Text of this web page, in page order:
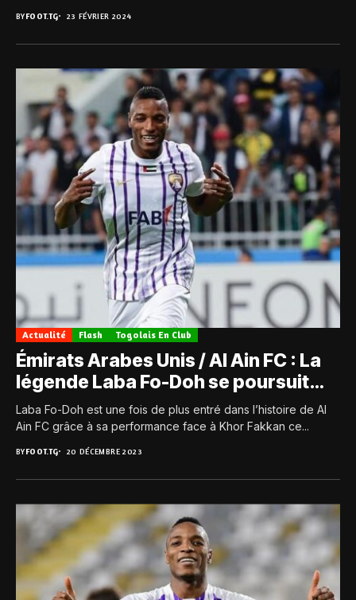
BYFOOT.TG 23 FÉVRIER 2024
Actualité Flash Togolais En Club
Émirats Arabes Unis / Al Ain FC : La
légende Laba Fo-Doh se poursuit…
Laba Fo-Doh est une fois de plus entré dans l’histoire de Al
Ain FC grâce à sa performance face à Khor Fakkan ce...
BYFOOT.TG 20 DÉCEMBRE 2023